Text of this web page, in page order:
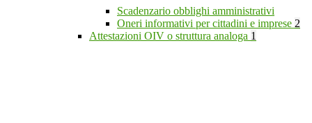
Scadenzario obblighi amministrativi
Oneri informativi per cittadini e imprese 2
Attestazioni OIV o struttura analoga 1